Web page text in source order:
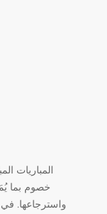
المباريات
خصوم بما
واسترجاعها.